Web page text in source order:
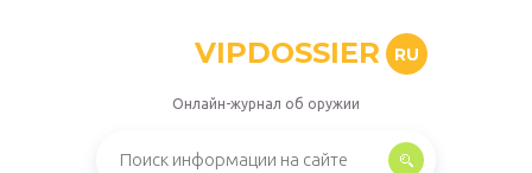
VIPDOSSIER RU
Онлайн-журнал об оружии